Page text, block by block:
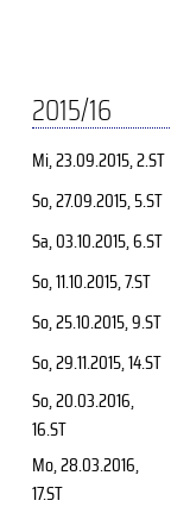
2015/16
Mi, 23.09.2015, 2.ST
So, 27.09.2015, 5.ST
Sa, 03.10.2015, 6.ST
So, 11.10.2015, 7.ST
So, 25.10.2015, 9.ST
So, 29.11.2015, 14.ST
So, 20.03.2016,
16.ST
Mo, 28.03.2016,
17.ST